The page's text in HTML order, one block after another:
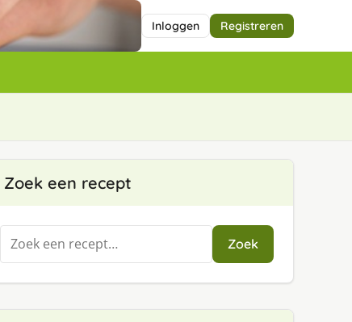
Inloggen Registreren
Zoek een recept
Zoeken
naar:
Zoek